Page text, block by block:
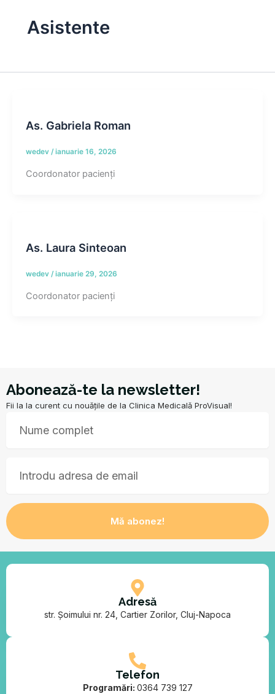
Asistente
As. Gabriela Roman
wedev /ianuarie 16, 2026
Coordonator pacienți
As. Laura Sinteoan
wedev /ianuarie 29, 2026
Coordonator pacienți
Abonează-te la newsletter!
Fii la la curent cu nouățile de la Clinica Medicală ProVisual!
Mă abonez!
Adresă
str. Șoimului nr. 24, Cartier Zorilor, Cluj-Napoca
Telefon
Programări: 0364 739 127